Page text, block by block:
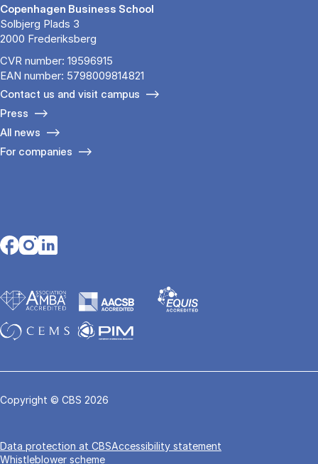
Copenhagen Business School
Solbjerg Plads 3
2000 Frederiksberg
CVR number: 19596915
EAN number: 5798009814821
Contact us and visit campus
Press
All news
For companies
Opens in a new tab
Opens in a new tab
Opens in a new tab
Copyright © CBS 2026
Data pro­tec­tion at CBSAccessibility statement
Whistleblower scheme